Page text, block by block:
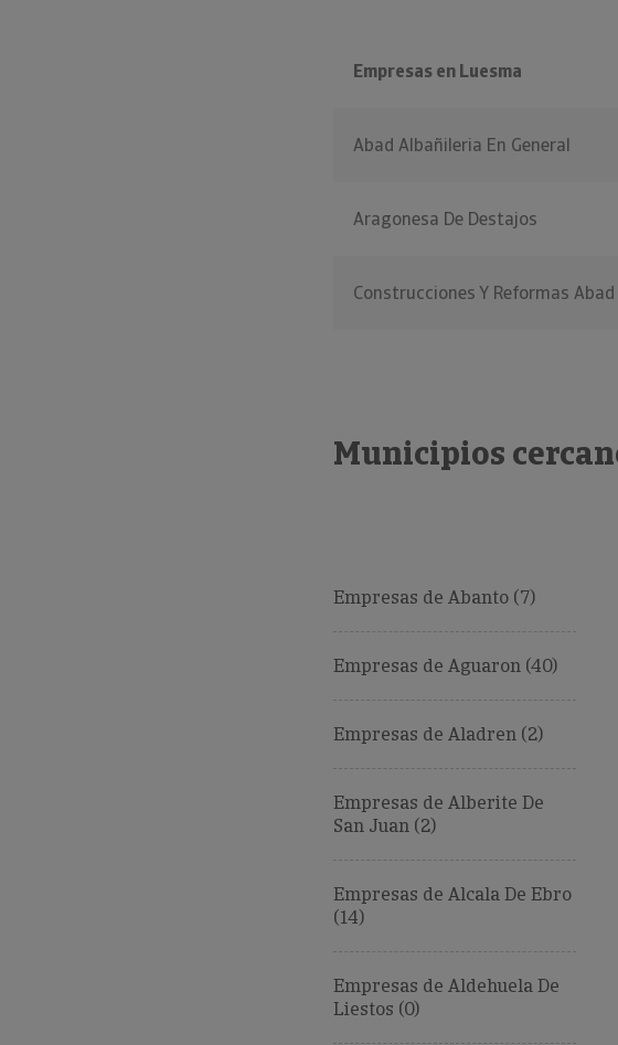
Empresas en Luesma
Abad Albañileria En General
Aragonesa De Destajos
Construcciones Y Reformas Abad
Municipios
Empresas de Abanto (7)
Empresas de Aguaron (40)
Empresas de Aladren (2)
Empresas de Alberite De
San Juan (2)
Empresas de Alcala De Ebro
(14)
Empresas de Aldehuela De
Liestos (0)